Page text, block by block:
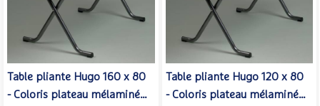
Table pliante Hugo 160 x 80
- Coloris plateau mélaminé
Table pliante Hugo 120 x 80
- Coloris plateau mélaminé